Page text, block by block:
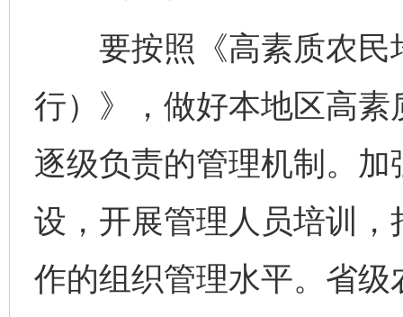
要按照《高素质农民
行）》，做好本地区高
逐级负责的管理机制。
设，开展管理人员培训
作的组织管理水平。省